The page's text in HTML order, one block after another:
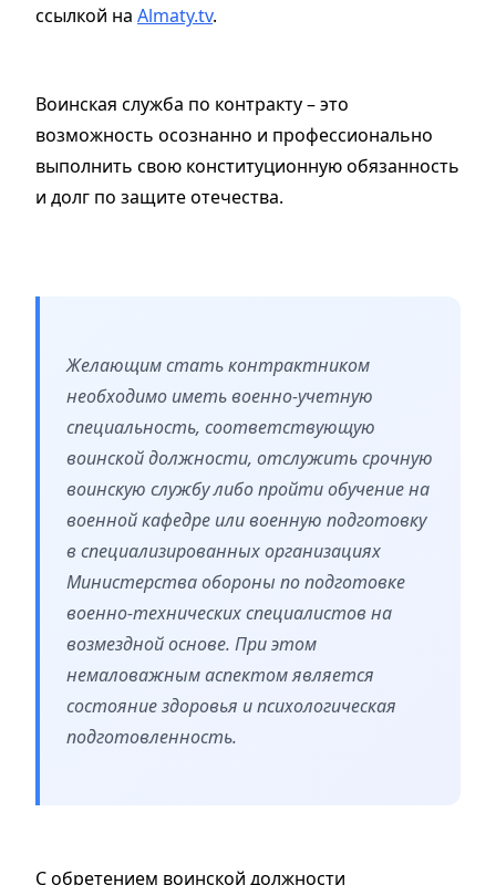
ссылкой на Almaty.tv.
Воинская служба по контракту – это
возможность осознанно и профессионально
выполнить свою конституционную обязанность
и долг по защите отечества.
Желающим стать контрактником
необходимо иметь военно-учетную
специальность, соответствующую
воинской должности, отслужить срочную
воинскую службу либо пройти обучение на
военной кафедре или военную подготовку
в специализированных организациях
Министерства обороны по подготовке
военно-технических специалистов на
возмездной основе. При этом
немаловажным аспектом является
состояние здоровья и психологическая
подготовленность.
С обретением воинской должности